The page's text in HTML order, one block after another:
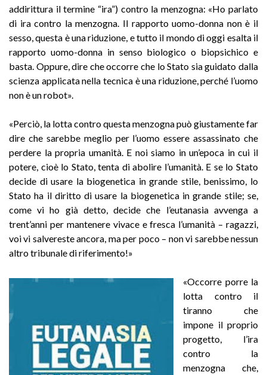
addirittura il termine “ira”) contro la menzogna: «Ho parlato
di ira contro la menzogna. Il rapporto uomo-donna non è il
sesso, questa è una riduzione, e tutto il mondo di oggi esalta il
rapporto uomo-donna in senso biologico o biopsichico e
basta. Oppure, dire che occorre che lo Stato sia guidato dalla
scienza applicata nella tecnica è una riduzione, perché l’uomo
non è un robot».
«Perciò, la lotta contro questa menzogna può giustamente far
dire che sarebbe meglio per l’uomo essere assassinato che
perdere la propria umanità. E noi siamo in un’epoca in cui il
potere, cioè lo Stato, tenta di abolire l’umanità. E se lo Stato
decide di usare la biogenetica in grande stile, benissimo, lo
Stato ha il diritto di usare la biogenetica in grande stile; se,
come vi ho già detto, decide che l’eutanasia avvenga a
trent’anni per mantenere vivace e fresca l’umanità – ragazzi,
voi vi salvereste ancora, ma per poco – non vi sarebbe nessun
altro tribunale di riferimento!»
«Occorre porre la
lotta contro il
tiranno che
impone il proprio
progetto, l’ira
contro la
menzogna che,